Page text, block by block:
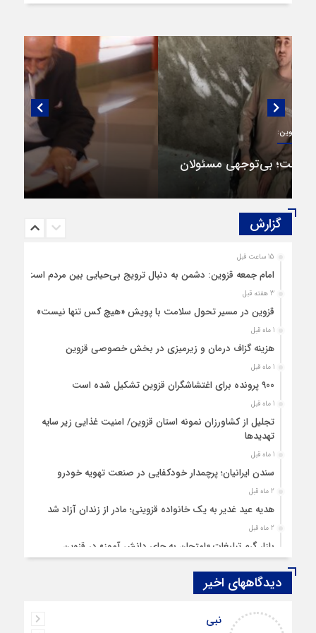
گفتگویی منتشر نشده با پروفسور اهرنجانی،
صاحب نظریه سه‌ شاخگی (۳C)
گزارش‌
15 ساعت قبل
امام جمعه قزوین: دشمن به دنبال ترویج بی‌حیایی بین مردم است
3 هفته قبل
قزوین در مسیر تحول سلامت با پویش «هیچ‌ کس تنها نیست»
1 ماه قبل
هزینه‌ گزاف درمان و زیرمیزی در بخش خصوصی قزوین
1 ماه قبل
۹۰۰ پرونده برای اغتشاشگران قزوین تشکیل شده است
1 ماه قبل
تجلیل از کشاورزان نمونه استان قزوین/ امنیت غذایی زیر سایه
تهدیدها
1 ماه قبل
سندن ایرانیان؛ پرچمدار خودکفایی در صنعت تهویه خودرو
2 ماه قبل
هدیه عید غدیر به یک خانواده قزوینی؛ مادر از زندان آزاد شد
2 ماه قبل
بازار گرم تبلیغات «امتحان به جای دانش‌ آموز» در قزوین
قزوین ۱۴۰۴، گام‌هایی در سایه چالش‌ها
چهارشنبه‌ سوری بی‌غوغا
دیدگاههای اخیر
نبی